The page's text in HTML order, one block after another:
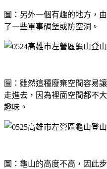
圖：另外一個有趣的地方，
了一些軍事碉堡或防空洞。
圖：雖然這種廢棄空間容易
走進去，因為裡面空間都不
趣味。
圖：龜山的高度不高，因此